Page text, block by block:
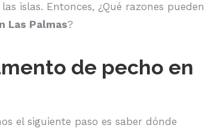
islas. Entonces, ¿Qué razones pueden
Las Palmas?
de pecho en
el siguiente paso es saber dónde